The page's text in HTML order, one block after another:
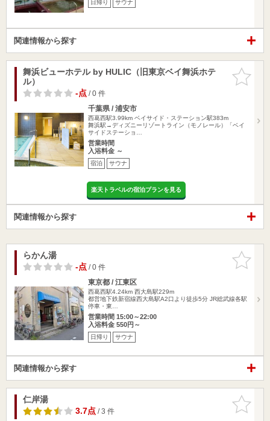
日帰り サウナ
関連情報から探す
お気に入
りに追加
舞浜ビューホテル by HULIC（旧東京ベイ舞浜ホテ
ル）
-点/ 0 件
千葉県 / 浦安市
西葛西駅3.99km ベイサイド・ステーション駅383m
舞浜駅→ディズニーリゾートライン（モノレール）「ベイ
サイドステーショ…
営業時間
入浴料金 ～
宿泊 サウナ
楽天トラベルの宿泊プランを見る
関連情報から探す
お気に入
りに追加
らかん湯
-点/ 0 件
東京都 / 江東区
西葛西駅4.24km 西大島駅229m
都営地下鉄新宿線西大島駅A2口より徒歩5分 JR総武線各駅
停車・東…
営業時間 15:00～22:00
入浴料金 550円～
日帰り サウナ
関連情報から探す
お気に入
りに追加
仁岸湯
3.7点/ 3 件